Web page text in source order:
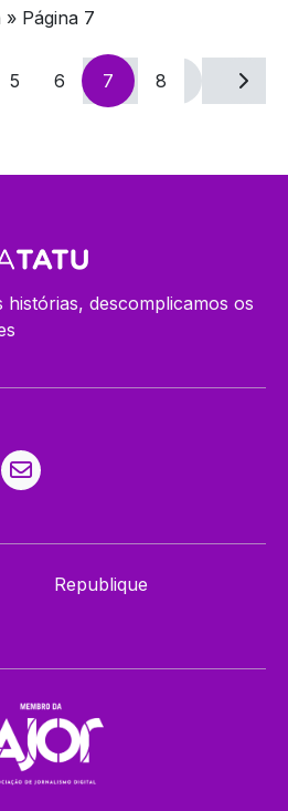
» Página 7
5 6 7 8
histórias, descomplicamos os
Republique